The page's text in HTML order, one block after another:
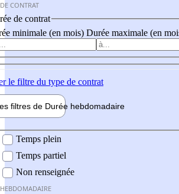
CONTRAT
de contrat
minimale (en mois) Durée maximale (en
le filtre du type de contrat
filtres de Durée hebdomadaire
Temps plein
Temps partiel
Non renseignée